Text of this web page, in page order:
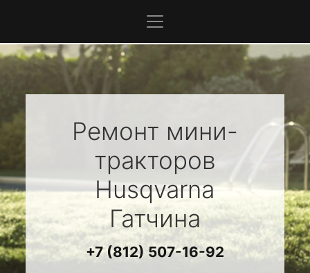
Ремонт мини-
тракторов
Husqvarna
Гатчина
+7 (812) 507-16-92